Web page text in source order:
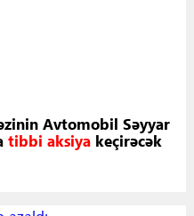
Avtomobil Səyyar
tibbi aksiyakeçirəcək